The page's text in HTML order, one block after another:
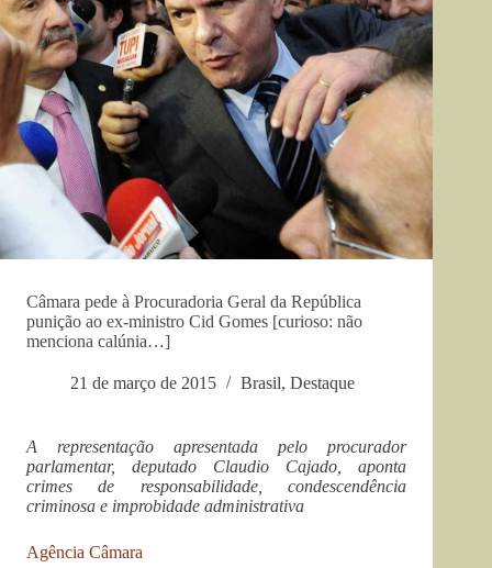
Câmara pede à Procuradoria Geral da República
punição ao ex-ministro Cid Gomes [curioso: não
menciona calúnia…]
21 de março de 2015 Brasil, Destaque
A representação apresentada pelo procurador
parlamentar, deputado Claudio Cajado, aponta
crimes de responsabilidade, condescendência
criminosa e improbidade administrativa
Agência Câmara